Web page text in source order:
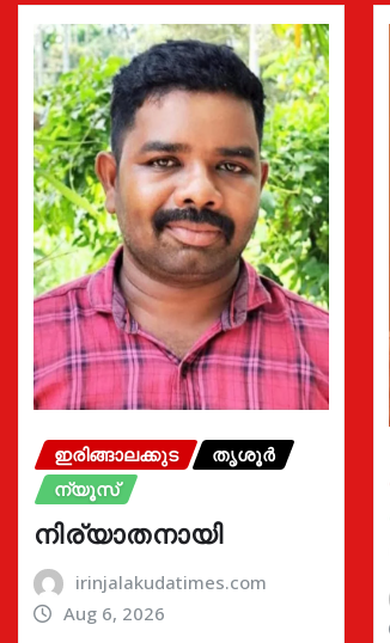
ഇരിങ്ങാലക്കുട
തൃശൂർ
ന്യൂസ്
നിര്യാതനായി
irinjalakudatimes.com
Aug 6, 2026